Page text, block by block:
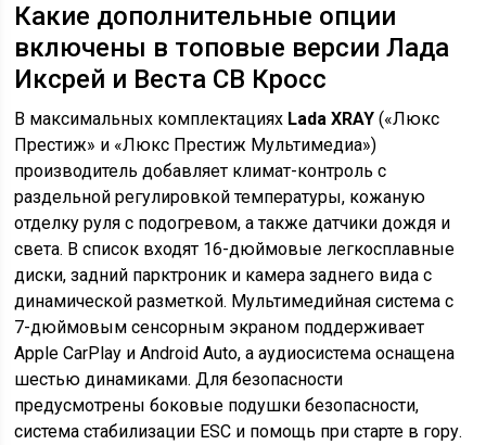
Какие дополнительные опции
включены в топовые версии Лада
Иксрей и Веста СВ Кросс
В максимальных комплектациях Lada XRAY («Люкс
Престиж» и «Люкс Престиж Мультимедиа»)
производитель добавляет климат-контроль с
раздельной регулировкой температуры, кожаную
отделку руля с подогревом, а также датчики дождя и
света. В список входят 16-дюймовые легкосплавные
диски, задний парктроник и камера заднего вида с
динамической разметкой. Мультимедийная система с
7-дюймовым сенсорным экраном поддерживает
Apple CarPlay и Android Auto, а аудиосистема оснащена
шестью динамиками. Для безопасности
предусмотрены боковые подушки безопасности,
система стабилизации ESC и помощь при старте в гору.